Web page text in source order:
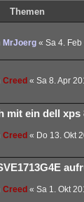
Themen
MrJoerg « Sa 4.
Creed « Sa 8. Apr
mit ein dell xps
Creed « Do 13. Okt
Creed « Sa 1. Okt